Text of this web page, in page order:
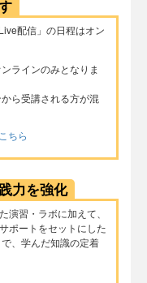
配信」の日程はオン
ラインのみとなりま
ら受講される方が混
こちら
力を強化
演習・ラボに加えて、
ポートをセットにした
、学んだ知識の定着